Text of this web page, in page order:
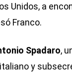
Unidos, a
Franco.
Spadaro,
y